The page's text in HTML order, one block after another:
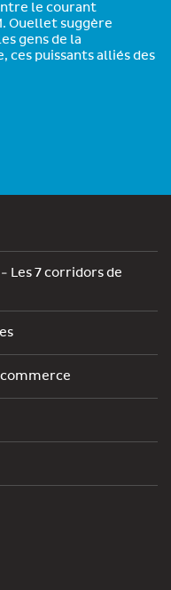
le courant
Ouellet suggère
gens de la
ces puissants alliés des
Les 7 corridors de
commerce